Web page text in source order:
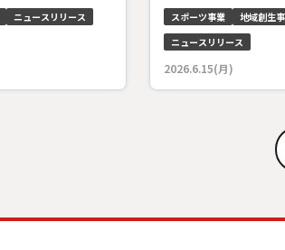
ニュースリリース スポーツ事業
地域創生
ニュースリリース
2026.6.15(月)